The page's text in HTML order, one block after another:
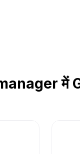
में